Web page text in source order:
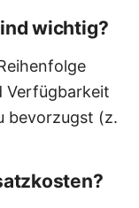
wichtig?
Verfügbarkeit
bevorzugst (z.